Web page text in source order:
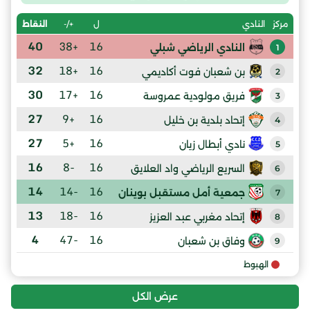
مركز النادي ل +/- النقاط
1 النادي الرياضي شبلي 16
+38
40
2 بن شعبان فوت أكاديمي 16
+18
32
3 فريق مولودية عمروسة 16
+17
30
4 إتحاد بلدية بن خليل 16
+9
27
5 نادي أبطال زيان 16
+5
27
6 السريع الرياضي واد العلايق 16
-8
16
7 جمعية أمل مستقبل بوينان 16
-14
14
8 إتحاد مغربي عبد العزيز 16
-18
13
9 وفاق بن شعبان 16
-47
4
الهبوط
عرض الكل